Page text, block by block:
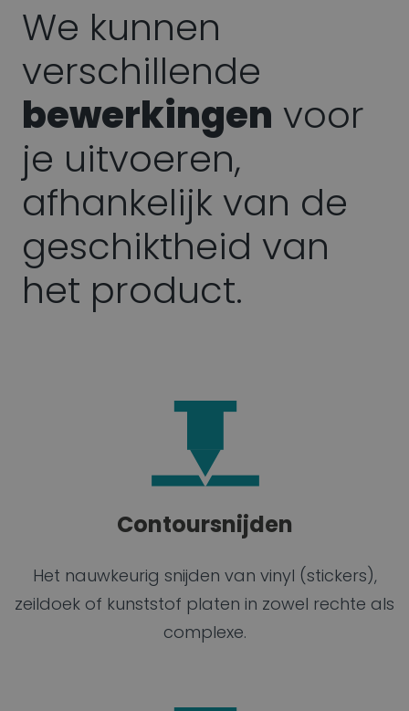
We kunnen
verschillende
bewerkingen voor
je uitvoeren,
afhankelijk van de
geschiktheid van
het product.
Contoursnijden
Het nauwkeurig snijden van vinyl (stickers),
zeildoek of kunststof platen in zowel rechte als
complexe.